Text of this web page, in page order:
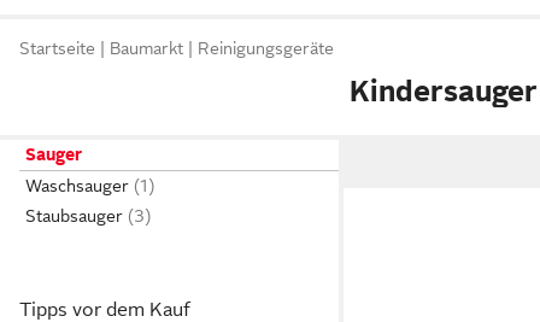
Startseite Baumarkt Reinigungsgeräte
Kindersauger
Sauger
Waschsauger
Staubsauger
Tipps vor dem Kauf